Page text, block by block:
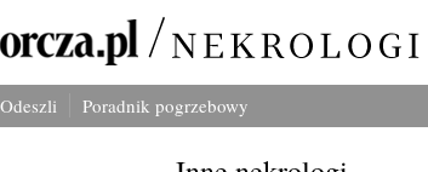
Odeszli Poradnik pogrzebowy